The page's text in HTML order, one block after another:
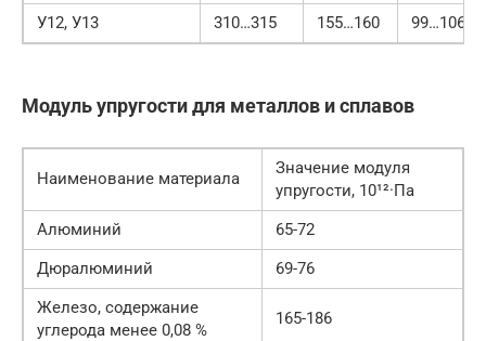
У12, У13
310…315 155…160 99…106
Модуль упругости для металлов и сплавов
Наименование материала
Значение модуля
упругости, 10¹²·Па
Алюминий
65-72
Дюралюминий
69-76
Железо, содержание
углерода менее 0,08 %
165-186